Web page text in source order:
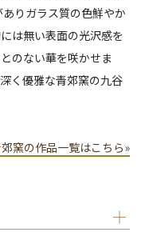
りガラス質の色鮮やか
は無い表面の光沢感を
のない華を咲かせま
く優雅な青郊窯の九谷
窯の作品一覧はこちら»